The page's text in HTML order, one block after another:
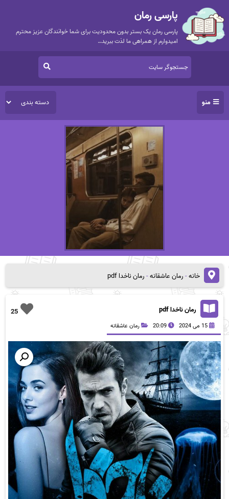
پارسی رمان
پارسی رمان یک بستر بدون محدودیت برای شما خوانندگان عزیز محترم
امیدوارم از همراهی ما لذت ببرید…
منو
خانه-رمان عاشقانه-رمان ناخدا pdf
25 رمان ناخدا pdf
15 می 2024 20:09 رمان عاشقانه